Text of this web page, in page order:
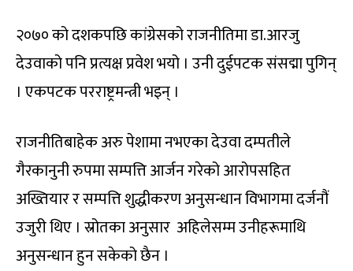
२०७० को दशकपछि कांग्रेसको राजनीतिमा डा.आरजु
देउवाको पनि प्रत्यक्ष प्रवेश भयो । उनी दुईपटक संसद्मा पुगिन्
। एकपटक परराष्ट्रमन्त्री भइन् ।
राजनीतिबाहेक अरु पेशामा नभएका देउवा दम्पतीले
गैरकानुनी रुपमा सम्पत्ति आर्जन गरेको आरोपसहित
अख्तियार र सम्पत्ति शुद्धीकरण अनुसन्धान विभागमा दर्जनौं
उजुरी थिए । स्रोतका अनुसार अहिलेसम्म उनीहरूमाथि
अनुसन्धान हुन सकेको छैन ।